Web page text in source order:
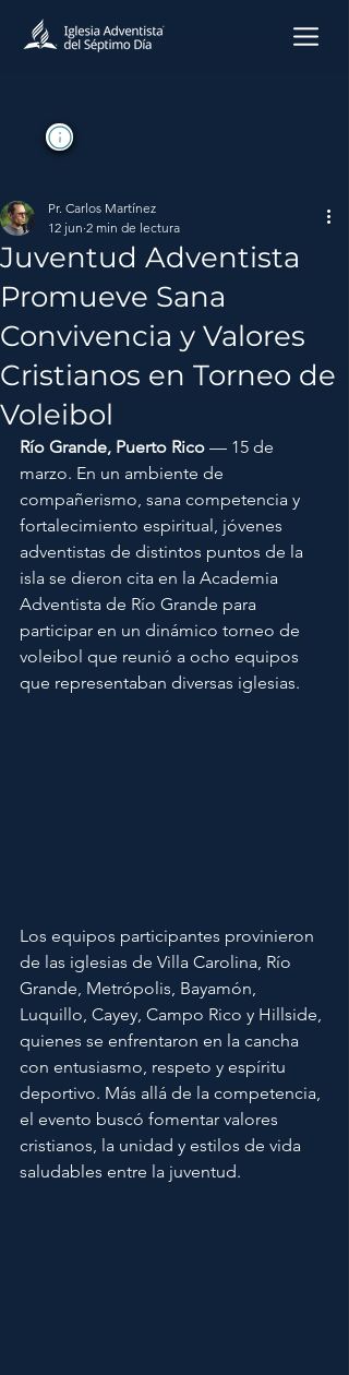
Juventud Adventista
Promueve Sana
Convivencia y Valores
Cristianos en Torneo de
Voleibol
Pr. Carlos Martínez
12 jun 2 min de lectura
Río Grande, Puerto Rico — 15 de
marzo. En un ambiente de
compañerismo, sana competencia y
fortalecimiento espiritual, jóvenes
adventistas de distintos puntos de la
isla se dieron cita en la Academia
Adventista de Río Grande para
participar en un dinámico torneo de
voleibol que reunió a ocho equipos
que representaban diversas iglesias.
Los equipos participantes provinieron
de las iglesias de Villa Carolina, Río
Grande, Metrópolis, Bayamón,
Luquillo, Cayey, Campo Rico y Hillside,
quienes se enfrentaron en la cancha
con entusiasmo, respeto y espíritu
deportivo. Más allá de la competencia,
el evento buscó fomentar valores
cristianos, la unidad y estilos de vida
saludables entre la juventud.